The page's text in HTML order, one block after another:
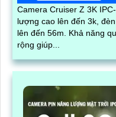
Camera Cruiser Z 3K
lượng cao lên đến 3k,
lên đến 56m. Khả năng quay xoay, zoom 12x cùng góc nhìn
rộng giúp...